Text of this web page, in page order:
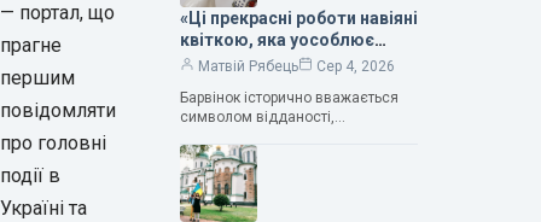
— портал, що
прагне
першим
повідомляти
про головні
події в
Україні та
«Ці прекрасні роботи навіяні
квіткою, яка уособлює
нескінченне кохання», —
Людмила Карпінська-
Романюк
Матвій Рябець
Сер 4, 2026
Барвінок історично вважається
символом відданості,
та тривалого подружнього союзу.
Саме тому ця рослина надихала і
продовжує надихати митців на